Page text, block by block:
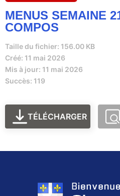
MENUS SEMAINE
COMPOS
Taille du fichier: 156.00 KB
Créé: 11 mai 2026
Mis à jour: 11 mai 2026
Succès: 119
TÉLÉCHARGER